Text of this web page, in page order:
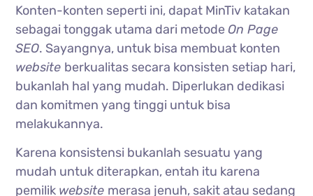
Konten-konten seperti ini, dapat MinTiv katakan
sebagai tonggak utama dari metode On Page
SEO. Sayangnya, untuk bisa membuat konten
website berkualitas secara konsisten setiap hari,
bukanlah hal yang mudah. Diperlukan dedikasi
dan komitmen yang tinggi untuk bisa
melakukannya.
Karena konsistensi bukanlah sesuatu yang
mudah untuk diterapkan, entah itu karena
pemilik website merasa jenuh, sakit atau sedang